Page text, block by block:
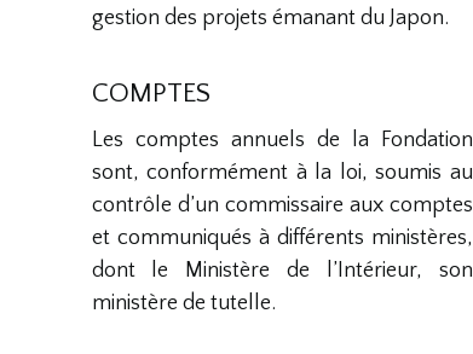
gestion des projets émanant du Japon.
COMPTES
Les comptes annuels de la Fondation
sont, conformément à la loi, soumis au
contrôle d’un commissaire aux comptes
et communiqués à différents ministères,
dont le Ministère de l’Intérieur, son
ministère de tutelle.